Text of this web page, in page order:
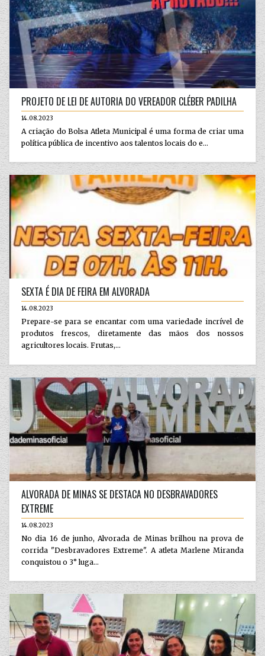
PROJETO DE LEI DE AUTORIA DO VEREADOR CLÉBER PADILHA
14.08.2023
A criação do Bolsa Atleta Municipal é uma forma de criar uma
política pública de incentivo aos talentos locais do e...
SEXTA É DIA DE FEIRA EM ALVORADA
14.08.2023
Prepare-se para se encantar com uma variedade incrível de
produtos frescos, diretamente das mãos dos nossos
agricultores locais. Frutas,...
ALVORADA DE MINAS SE DESTACA NO DESBRAVADORES
EXTREME
14.08.2023
No dia 16 de junho, Alvorada de Minas brilhou na prova de
corrida "Desbravadores Extreme". A atleta Marlene Miranda
conquistou o 3° luga...